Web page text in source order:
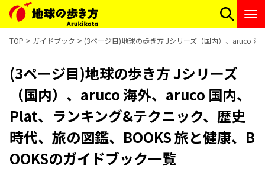
TOP ガイドブック (3ページ目)地球の歩き方 Jシリーズ（国内）、aruco
(3ページ目)地球の歩き方 Jシリーズ
（国内）、aruco 海外、aruco 国内、
Plat、ランキング&テクニック、歴史
時代、旅の図鑑、BOOKS 旅と健康、B
OOKSのガイドブック一覧